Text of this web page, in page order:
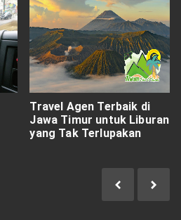
Travel Agen Terbaik di
Jawa Timur untuk Liburan
yang Tak Terlupakan